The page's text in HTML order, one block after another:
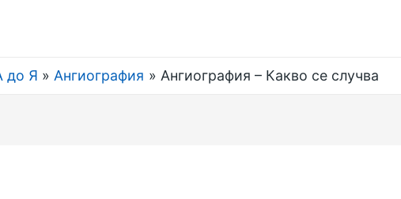
до Я Ангиография Ангиография – Какво се случва